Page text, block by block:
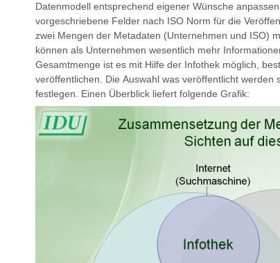
Datenmodell entsprechend eigener Wünsche
vorgeschriebene Felder nach ISO Norm für die
zwei Mengen der Metadaten (Unternehmen und ISO)
können als Unternehmen wesentlich mehr
Gesamtmenge ist es mit Hilfe der Infothek möglich,
veröffentlichen. Die Auswahl was veröffentlicht werden
festlegen. Einen Überblick liefert folgende Grafik: